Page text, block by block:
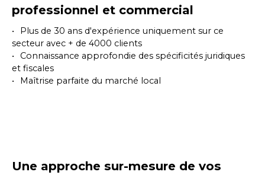
professionnel et commercial
Plus de 30 ans d'expérience uniquement sur ce
secteur avec + de 4000 clients
Connaissance approfondie des spécificités juridiques
et fiscales
Maîtrise parfaite du marché local
Une approche sur-mesure de vos